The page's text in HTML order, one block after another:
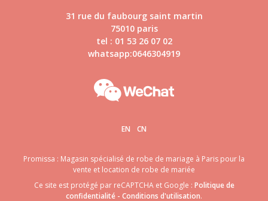
31 rue du faubourg saint martin
75010 paris
tel : 01 53 26 07 02
whatsapp:0646304919
EN CN
Promissa : Magasin spécialisé de robe de mariage à Paris pour la
vente et location de robe de mariée
Ce site est protégé par reCAPTCHA et Google : Politique de
confidentialité - Conditions d'utilisation.